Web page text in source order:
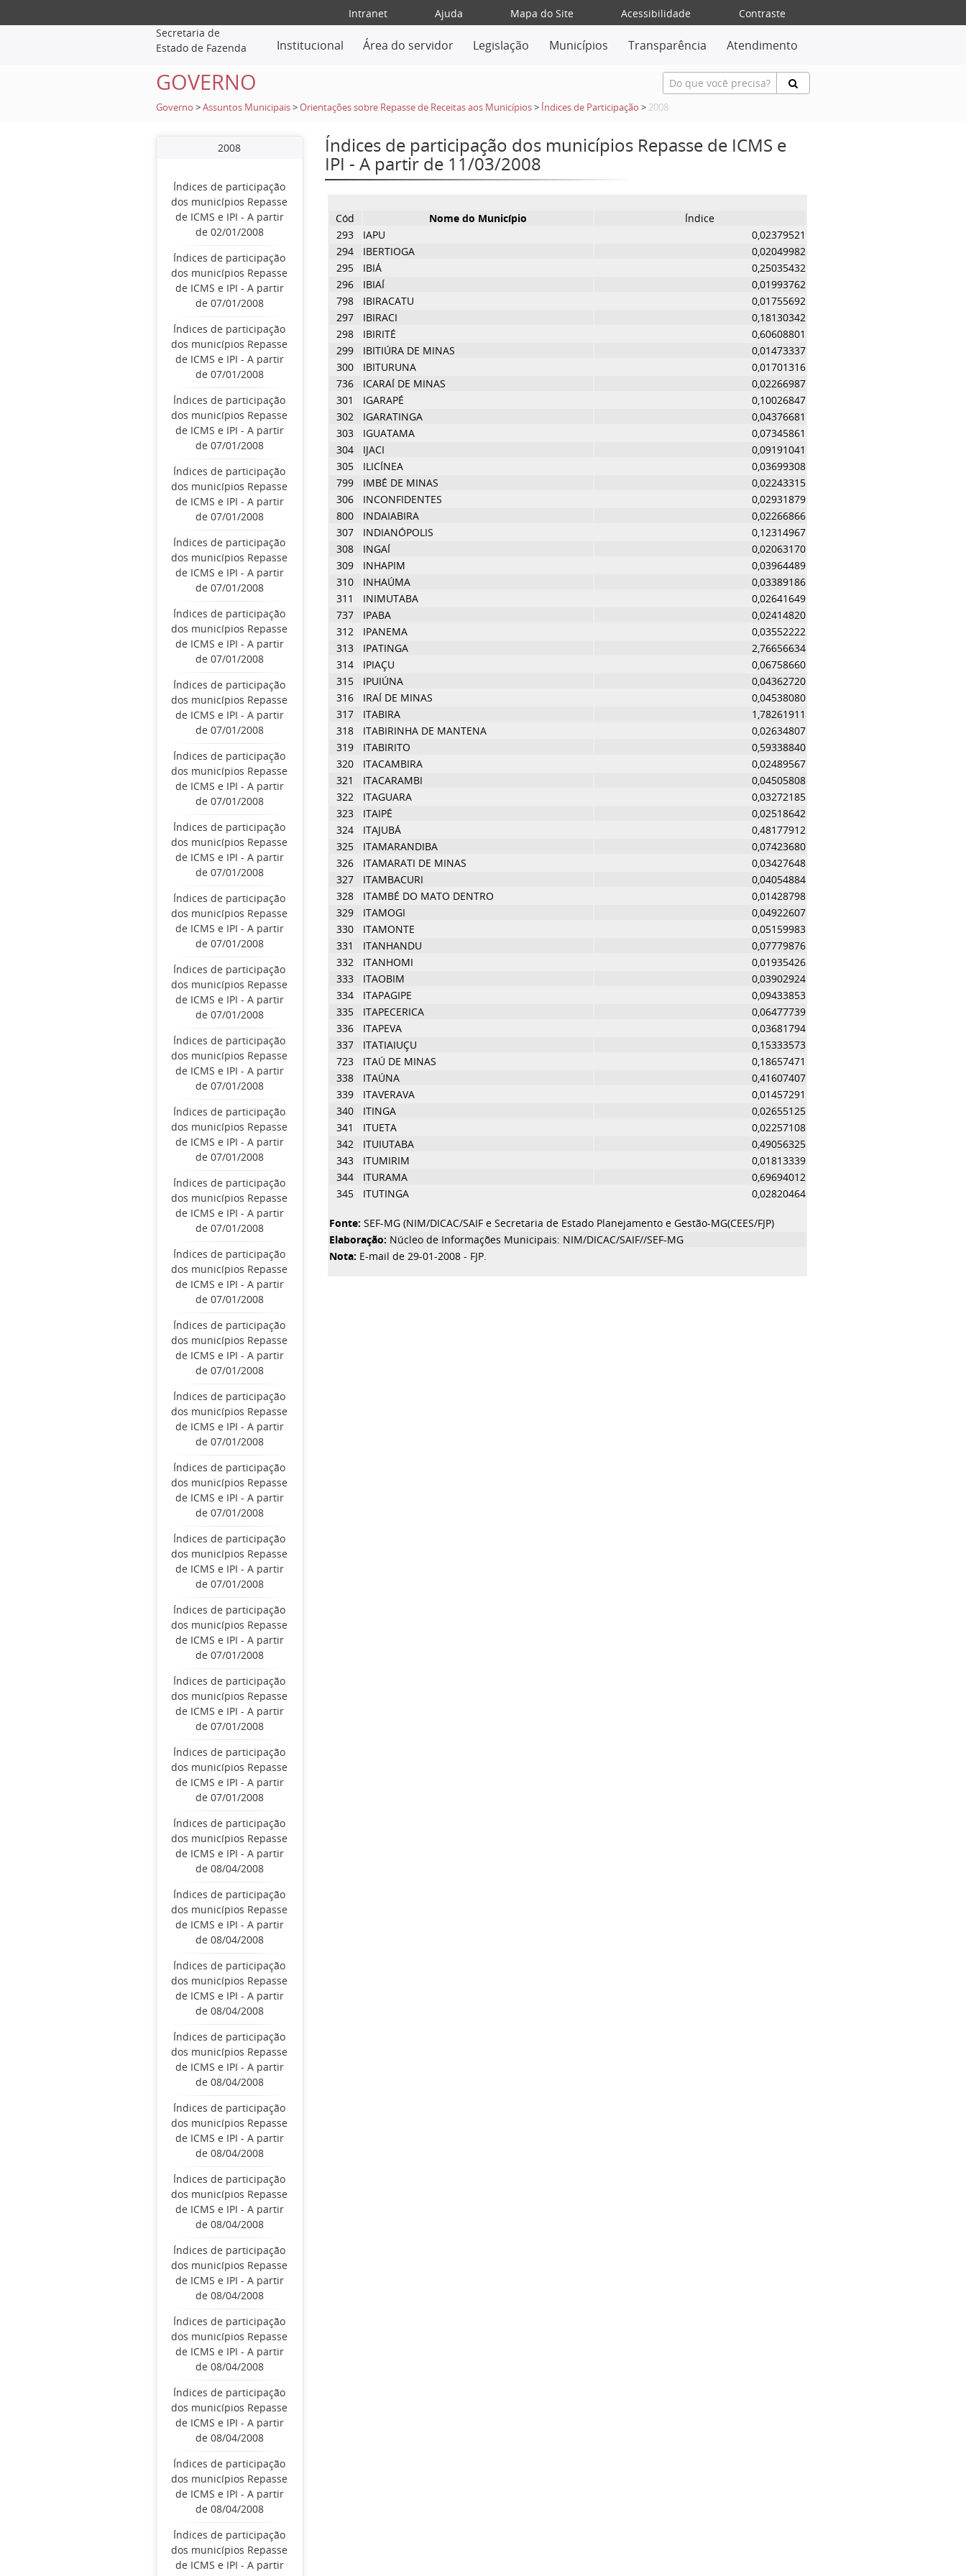
Intranet Ajuda Mapa do Site Acessibilidade
Contraste
Secretaria de
Estado de Fazenda
Institucional Área do servidor Legislação Municípios Transparência Atendimento
GOVERNO
Governo >Assuntos Municipais >Orientações sobre Repasse de Receitas aos Municípios > Índices de Participação > 2008
2008
Índices de participação
dos municípios Repasse
de ICMS e IPI - A partir
de 02/01/2008
Índices de participação
dos municípios Repasse
de ICMS e IPI - A partir
de 07/01/2008
Índices de participação
dos municípios Repasse
de ICMS e IPI - A partir
de 07/01/2008
Índices de participação
dos municípios Repasse
de ICMS e IPI - A partir
de 07/01/2008
Índices de participação
dos municípios Repasse
de ICMS e IPI - A partir
de 07/01/2008
Índices de participação
dos municípios Repasse
de ICMS e IPI - A partir
de 07/01/2008
Índices de participação
dos municípios Repasse
de ICMS e IPI - A partir
de 07/01/2008
Índices de participação
dos municípios Repasse
de ICMS e IPI - A partir
de 07/01/2008
Índices de participação
dos municípios Repasse
de ICMS e IPI - A partir
de 07/01/2008
Índices de participação
dos municípios Repasse
de ICMS e IPI - A partir
de 07/01/2008
Índices de participação
dos municípios Repasse
de ICMS e IPI - A partir
de 07/01/2008
Índices de participação
dos municípios Repasse
de ICMS e IPI - A partir
de 07/01/2008
Índices de participação
dos municípios Repasse
de ICMS e IPI - A partir
de 07/01/2008
Índices de participação
dos municípios Repasse
de ICMS e IPI - A partir
de 07/01/2008
Índices de participação
dos municípios Repasse
de ICMS e IPI - A partir
de 07/01/2008
Índices de participação
dos municípios Repasse
de ICMS e IPI - A partir
de 07/01/2008
Índices de participação
dos municípios Repasse
de ICMS e IPI - A partir
de 07/01/2008
Índices de participação
dos municípios Repasse
de ICMS e IPI - A partir
de 07/01/2008
Índices de participação
dos municípios Repasse
de ICMS e IPI - A partir
de 07/01/2008
Índices de participação
dos municípios Repasse
de ICMS e IPI - A partir
de 07/01/2008
Índices de participação
dos municípios Repasse
de ICMS e IPI - A partir
de 07/01/2008
Índices de participação
dos municípios Repasse
de ICMS e IPI - A partir
de 07/01/2008
Índices de participação
dos municípios Repasse
de ICMS e IPI - A partir
de 07/01/2008
Índices de participação
dos municípios Repasse
de ICMS e IPI - A partir
de 08/04/2008
Índices de participação
dos municípios Repasse
de ICMS e IPI - A partir
de 08/04/2008
Índices de participação
dos municípios Repasse
de ICMS e IPI - A partir
de 08/04/2008
Índices de participação
dos municípios Repasse
de ICMS e IPI - A partir
de 08/04/2008
Índices de participação
dos municípios Repasse
de ICMS e IPI - A partir
de 08/04/2008
Índices de participação
dos municípios Repasse
de ICMS e IPI - A partir
de 08/04/2008
Índices de participação
dos municípios Repasse
de ICMS e IPI - A partir
de 08/04/2008
Índices de participação
dos municípios Repasse
de ICMS e IPI - A partir
de 08/04/2008
Índices de participação
dos municípios Repasse
de ICMS e IPI - A partir
de 08/04/2008
Índices de participação
dos municípios Repasse
de ICMS e IPI - A partir
de 08/04/2008
Índices de participação
dos municípios Repasse
de ICMS e IPI - A partir
Índices de participação dos municípios Repasse de ICMS e
IPI - A partir de 11/03/2008
Cód Nome do Município
Índice
293
IAPU
0,02379521
294
IBERTIOGA
0,02049982
295
IBIÁ
0,25035432
296
IBIAÍ
0,01993762
798
IBIRACATU
0,01755692
297
IBIRACI
0,18130342
298
IBIRITÉ
0,60608801
299
IBITIÚRA DE MINAS
0,01473337
300
IBITURUNA
0,01701316
736
ICARAÍ DE MINAS
0,02266987
301
IGARAPÉ
0,10026847
302
IGARATINGA
0,04376681
303
IGUATAMA
0,07345861
304
IJACI
0,09191041
305
ILICÍNEA
0,03699308
799
IMBÉ DE MINAS
0,02243315
306
INCONFIDENTES
0,02931879
800
INDAIABIRA
0,02266866
307
INDIANÓPOLIS
0,12314967
308
INGAÍ
0,02063170
309
INHAPIM
0,03964489
310
INHAÚMA
0,03389186
311
INIMUTABA
0,02641649
737
IPABA
0,02414820
312
IPANEMA
0,03552222
313
IPATINGA
2,76656634
314
IPIAÇU
0,06758660
315
IPUIÚNA
0,04362720
316
IRAÍ DE MINAS
0,04538080
317
ITABIRA
1,78261911
318
ITABIRINHA DE MANTENA
0,02634807
319
ITABIRITO
0,59338840
320
ITACAMBIRA
0,02489567
321
ITACARAMBI
0,04505808
322
ITAGUARA
0,03272185
323
ITAIPÉ
0,02518642
324
ITAJUBÁ
0,48177912
325
ITAMARANDIBA
0,07423680
326
ITAMARATI DE MINAS
0,03427648
327
ITAMBACURI
0,04054884
328
ITAMBÉ DO MATO DENTRO
0,01428798
329
ITAMOGI
0,04922607
330
ITAMONTE
0,05159983
331
ITANHANDU
0,07779876
332
ITANHOMI
0,01935426
333
ITAOBIM
0,03902924
334
ITAPAGIPE
0,09433853
335
ITAPECERICA
0,06477739
336
ITAPEVA
0,03681794
337
ITATIAIUÇU
0,15333573
723
ITAÚ DE MINAS
0,18657471
338
ITAÚNA
0,41607407
339
ITAVERAVA
0,01457291
340
ITINGA
0,02655125
341
ITUETA
0,02257108
342
ITUIUTABA
0,49056325
343
ITUMIRIM
0,01813339
344
ITURAMA
0,69694012
345
ITUTINGA 0,02820464
Fonte: SEF-MG (NIM/DICAC/SAIF e Secretaria de Estado Planejamento e Gestão-MG(CEES/FJP)
Elaboração: Núcleo de Informações Municipais: NIM/DICAC/SAIF//SEF-MG
Nota: E-mail de 29-01-2008 - FJP.